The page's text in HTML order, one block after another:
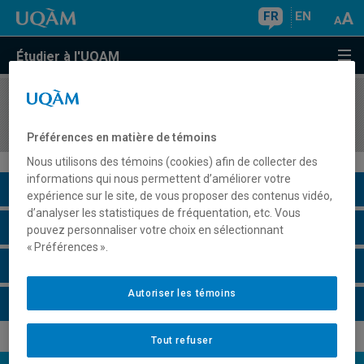
FR EN
Étudier à l'UQAM
COURS//
Description du cours
Horaire - Été 2026
Préférences en matière de témoins
Nous utilisons des témoins (cookies) afin de collecter des
informations qui nous permettent d’améliorer votre
expérience sur le site, de vous proposer des contenus vidéo,
d’analyser les statistiques de fréquentation, etc. Vous
pouvez personnaliser votre choix en sélectionnant
« Préférences ».
Tout refuser
Autoriser les témoins